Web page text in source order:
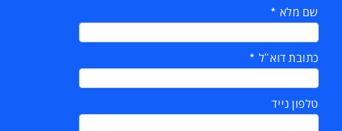
שם מלא
כתובת דוא"ל
טלפון נייד